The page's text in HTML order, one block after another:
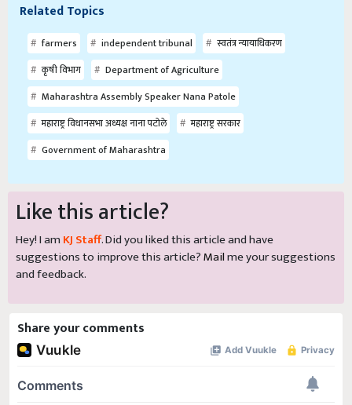
Related Topics
farmers independent tribunal
स्वतंत्र न्यायाधिकरण
कृषी विभाग
Department of Agriculture
Maharashtra Assembly Speaker Nana Patole
महाराष्ट्र विधानसभा अध्यक्ष नाना पटोले
महाराष्ट्र सरकार
Government of Maharashtra
Like this article?
Hey! I am KJ Staff. Did you liked this article and have
suggestions to improve this article?Mailme your suggestions
and feedback.
Share your comments